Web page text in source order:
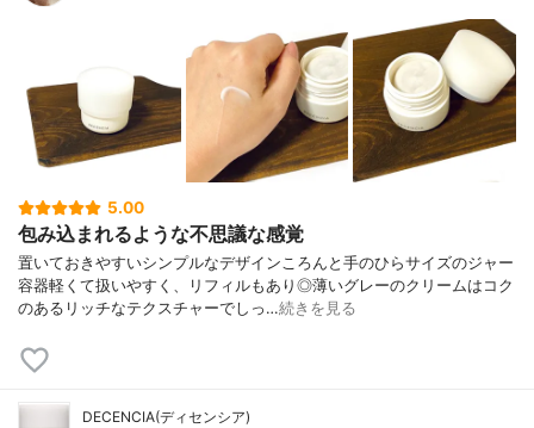
5.00
包み込まれるような不思議な感覚
置いておきやすいシンプルなデザインころんと手のひらサイズのジャー
容器軽くて扱いやすく、リフィルもあり◎薄いグレーのクリームはコク
のあるリッチなテクスチャーでしっ…続きを見る
DECENCIA(ディセンシア)